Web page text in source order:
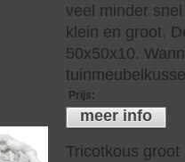
veel minder
klein en groot.
50x50x10.
Prijs:
meer info
Tricotkous groot